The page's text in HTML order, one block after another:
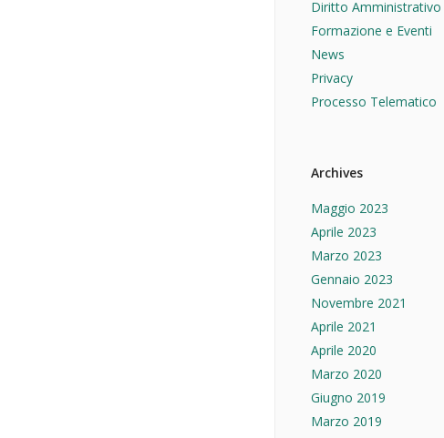
Diritto Amministrativo
Formazione e Eventi
News
Privacy
Processo Telematico
Archives
Maggio 2023
Aprile 2023
Marzo 2023
Gennaio 2023
Novembre 2021
Aprile 2021
Aprile 2020
Marzo 2020
Giugno 2019
Marzo 2019